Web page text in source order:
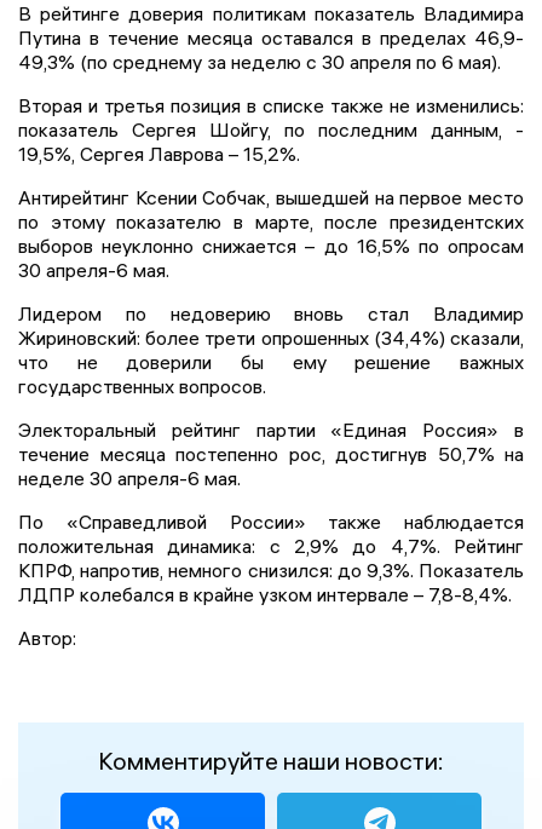
В рейтинге доверия политикам показатель Владимира
Путина в течение месяца оставался в пределах 46,9-
49,3% (по среднему за неделю с 30 апреля по 6 мая).
Вторая и третья позиция в списке также не изменились:
показатель Сергея Шойгу, по последним данным, -
19,5%, Сергея Лаврова – 15,2%.
Антирейтинг Ксении Собчак, вышедшей на первое место
по этому показателю в марте, после президентских
выборов неуклонно снижается – до 16,5% по опросам
30 апреля-6 мая.
Лидером по недоверию вновь стал Владимир
Жириновский: более трети опрошенных (34,4%) сказали,
что не доверили бы ему решение важных
государственных вопросов.
Электоральный рейтинг партии «Единая Россия» в
течение месяца постепенно рос, достигнув 50,7% на
неделе 30 апреля-6 мая.
По «Справедливой России» также наблюдается
положительная динамика: с 2,9% до 4,7%. Рейтинг
КПРФ, напротив, немного снизился: до 9,3%. Показатель
ЛДПР колебался в крайне узком интервале – 7,8-8,4%.
Автор:
Комментируйте наши новости: